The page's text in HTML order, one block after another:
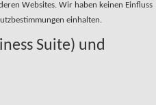
Websites. Wir haben keinen Einfluss
einhalten.
Suite) und